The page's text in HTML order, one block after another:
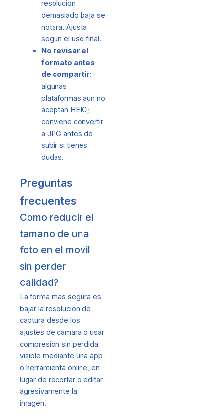
resolucion
demasiado baja se
notara. Ajusta
segun el uso final.
No revisar el
formato antes
de compartir:
algunas
plataformas aun no
aceptan HEIC;
conviene convertir
a JPG antes de
subir si tienes
dudas.
Preguntas
frecuentes
Como reducir el
tamano de una
foto en el movil
sin perder
calidad?
La forma mas segura es
bajar la resolucion de
captura desde los
ajustes de camara o usar
compresion sin perdida
visible mediante una app
o herramienta online, en
lugar de recortar o editar
agresivamente la
imagen.